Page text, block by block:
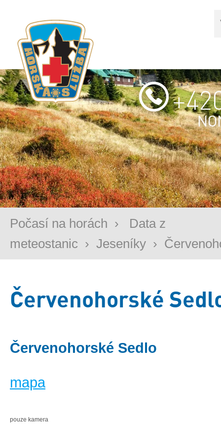
Počasí na horách ›
Data z
meteostanic › Jeseníky ›
Červenohorské
Červenohorské Sedlo
mapa
pouze kamera